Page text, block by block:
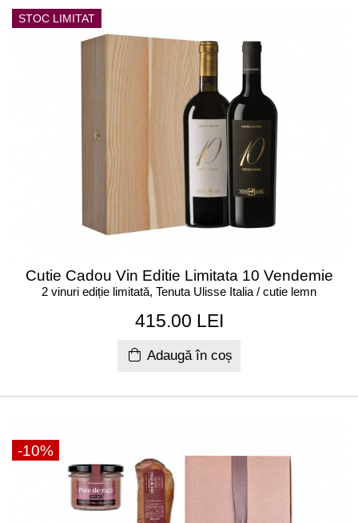
STOC LIMITAT
Cutie Cadou Vin Editie Limitata 10 Vendemie
2 vinuri ediție limitată, Tenuta Ulisse Italia / cutie lemn
415.00 LEI
Adaugă în coș
-10%